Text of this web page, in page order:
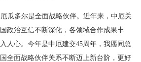
瓜多尔是全面战略伙伴。近年来，中厄关
政治互信不断深化，各领域合作成果丰
人心。今年是中厄建交45周年，我愿同总
全面战略伙伴关系不断迈上新台阶，更好